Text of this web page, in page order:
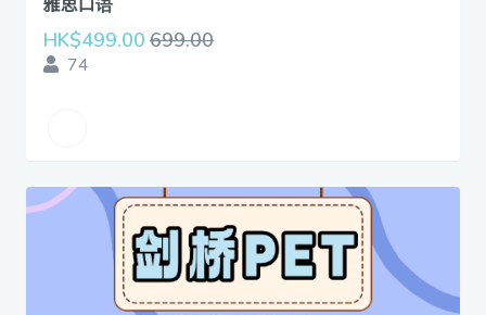
雅思口语
HK$499.00 699.00
74